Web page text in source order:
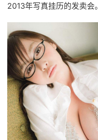
2013年写真挂历的发卖会。